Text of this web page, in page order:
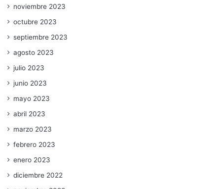
noviembre 2023
octubre 2023
septiembre 2023
agosto 2023
julio 2023
junio 2023
mayo 2023
abril 2023
marzo 2023
febrero 2023
enero 2023
diciembre 2022